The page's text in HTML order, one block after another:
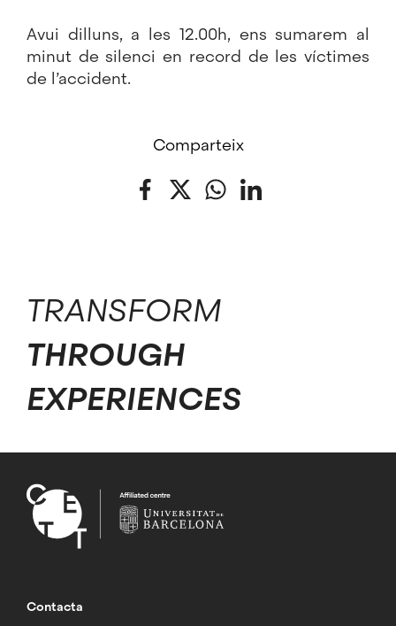
Avui dilluns, a les 12.00h, ens sumarem al
minut de silenci en record de les víctimes
de l’accident.
Comparteix
Facebook
Twitter WhatsApp
TRANSFORM
THROUGH
EXPERIENCES
Contacta